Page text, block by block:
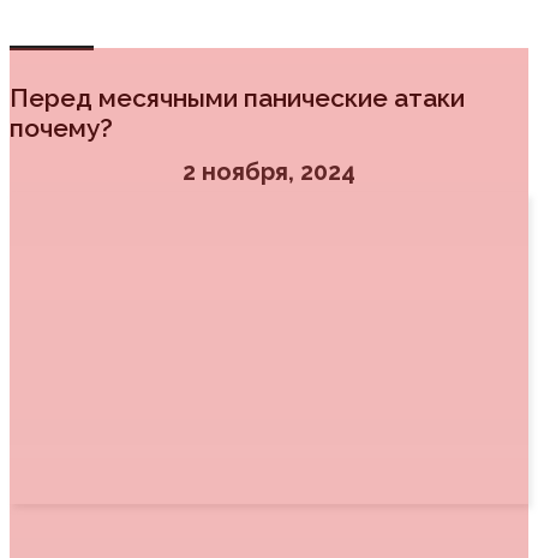
Перед месячными панические атаки
почему?
2 ноября, 2024